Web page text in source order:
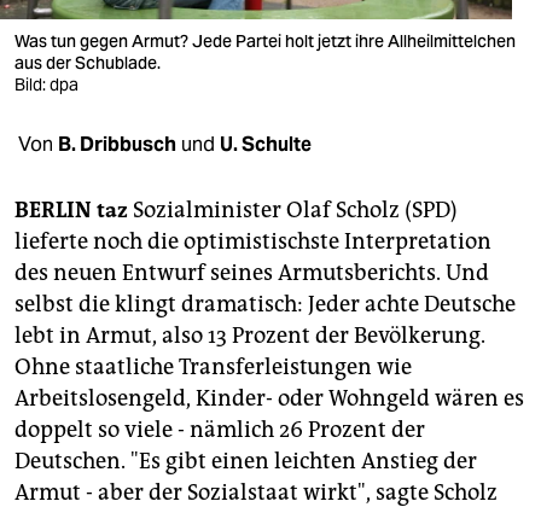
veranstaltungen
shop
fragen & hilfe
abo
genossenschaft
epaper login
Was tun gegen Armut? Jede Partei holt jetzt ihre Allheilmittelchen
aus der Schublade.
Bild: dpa
Von B. Dribbusch und U. Schulte
BERLIN taz Sozialminister Olaf Scholz (SPD)
lieferte noch die optimistischste Interpretation
des neuen Entwurf seines Armutsberichts. Und
selbst die klingt dramatisch: Jeder achte Deutsche
lebt in Armut, also 13 Prozent der Bevölkerung.
Ohne staatliche Transferleistungen wie
Arbeitslosengeld, Kinder- oder Wohngeld wären es
doppelt so viele - nämlich 26 Prozent der
Deutschen. "Es gibt einen leichten Anstieg der
Armut - aber der Sozialstaat wirkt", sagte Scholz